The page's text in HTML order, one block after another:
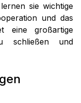
sie wichtige
und das
eine großartige
schließen und